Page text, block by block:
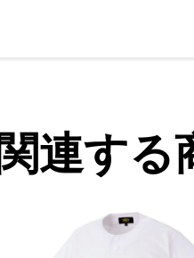
関連する